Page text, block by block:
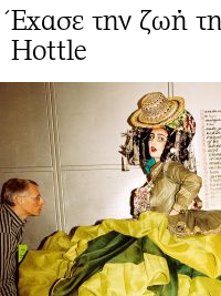
Έχασε την ζωή
Hottle